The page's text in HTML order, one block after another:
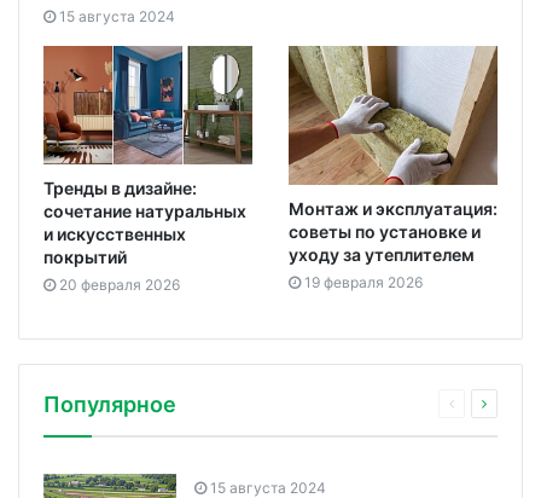
15 августа 2024
Тренды в дизайне:
сочетание натуральных
и искусственных
покрытий
20 февраля 2026
Монтаж и эксплуатация:
советы по установке и
уходу за утеплителем
19 февраля 2026
Популярное
15 августа 2024